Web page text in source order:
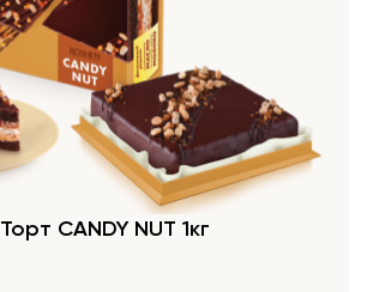
Торт CANDY NUT 1кг